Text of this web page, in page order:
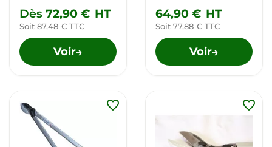
Dès 72,90 € HT
Soit 87,48 € TTC
Voir→
METALLO K-5000
64,90 € HT
Soit 77,88 € TTC
Voir→
favorite_border favorite_border